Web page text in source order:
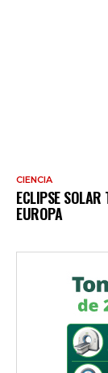
CIENCIA
ECLIPSE
EUROPA